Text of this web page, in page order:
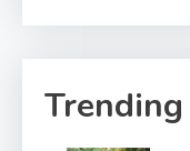
Trending